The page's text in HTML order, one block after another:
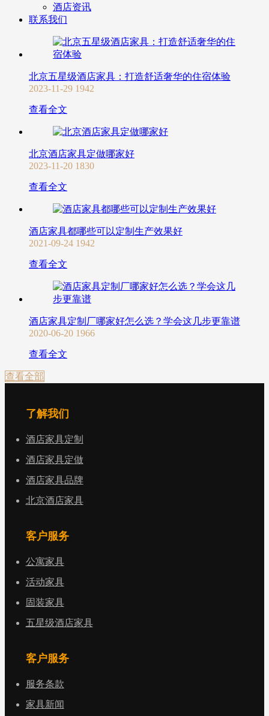
酒店资讯
联系我们
北京五星级酒店家具：打造舒适奢华的住宿体验
2023-11-29 1942
查看全文
北京酒店家具定做哪家好
2023-11-20 1830
查看全文
酒店家具都哪些可以定制生产效果好
2021-09-24 1942
查看全文
酒店家具定制厂哪家好怎么选？学会这几步更靠谱
2020-06-20 1966
查看全文
查看全部
了解我们
酒店家具定制
酒店家具定做
酒店家具品牌
北京酒店家具
客户服务
公寓家具
活动家具
固装家具
五星级酒店家具
客户服务
服务条款
家具新闻